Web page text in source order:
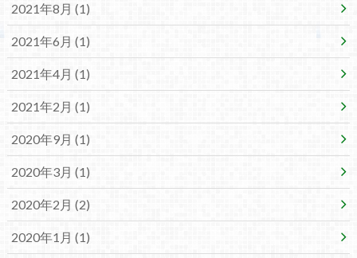
2021年8月 (1)
2021年6月 (1)
2021年4月 (1)
2021年2月 (1)
2020年9月 (1)
2020年3月 (1)
2020年2月 (2)
2020年1月 (1)